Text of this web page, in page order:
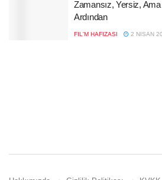
Zamansız, Yersiz,
Ardından
FIL'M HAFIZASI 2 NISAN